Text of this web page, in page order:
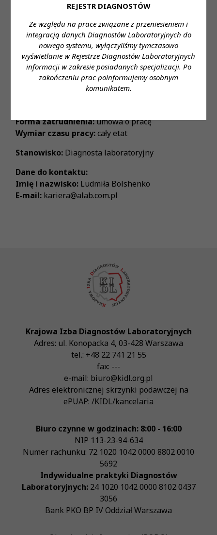
REJESTR DIAGNOSTÓW
Ze względu na prace związane z przeniesieniem i
integracją danych Diagnostów Laboratoryjnych do
nowego systemu, wyłączyliśmy tymczasowo
wyświetlanie w Rejestrze Diagnostów Laboratoryjnych
informacji w zakresie posiadanych specjalizacji. Po
zakończeniu prac poinformujemy osobnym
komunikatem.
Zapraszamy do aplikowania za pośrednictwem
formularza:
Formularz aplikacyjny
Miejsce zatrudnienia:Suwałki
Wymagane wykształcenie:wyższe
Forma zatrudnienia:umowa o pracę
Wymiar czasu pracy:cały etat
Stanowisko: Diagnosta laboratoryjny
Dane do kontaktu:
Imię i nazwisko: Ludmiła Bolshenko
E-mail: kariera@alab.com.pl
Krajowa Izba Diagnostów Laboratoryjnych
Adres: ul. Konopacka 4, 03-428 Warszawa
tel.: +48 22 741 21 55
fax: ---
e-mail: biuro@kidl.org.pl
Adres elektronicznej skrzynki podawczej na
ePUAP: /KIDL/kancelaria
Biuro czynne w godzinach: 8:00 - 16:00
NIP 113-23-94-634
Numer rachunku: 72 1020 1042 0000 8802 0010
5692
Indywidualne praktyki Diagnostów
Laboratoryjnych:24 1020 1042 0000 8102 0437
3056
Bank PKO BP IV Oddział Warszawa